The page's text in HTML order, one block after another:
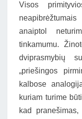
Visos
anaiptol
tinkamumu.
dviprasmybių
„priešingos
kalbose
kuriam turime
kad